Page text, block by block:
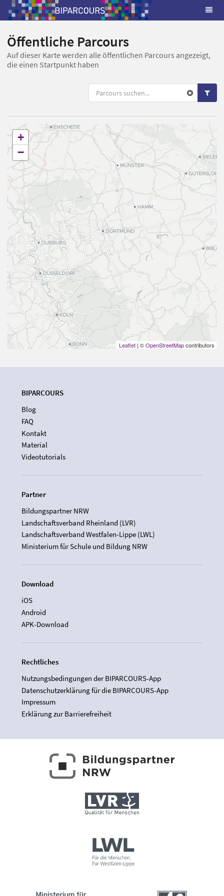
Öffentliche Parcours
Auf dieser Karte werden alle öffentlichen Parcours angezeigt,
die einen Startpunkt haben
+
−
Leaflet | ©OpenStreetMapcontributors
BIPARCOURS
Blog
FAQ
Kontakt
Material
Videotutorials
Partner
Bildungspartner NRW
Landschaftsverband Rheinland (LVR)
Landschaftsverband Westfalen-Lippe (LWL)
Ministerium für Schule und Bildung NRW
Download
iOS
Android
APK-Download
Rechtliches
Nutzungsbedingungen der BIPARCOURS-App
Datenschutzerklärung für die BIPARCOURS-App
Impressum
Erklärung zur Barrierefreiheit